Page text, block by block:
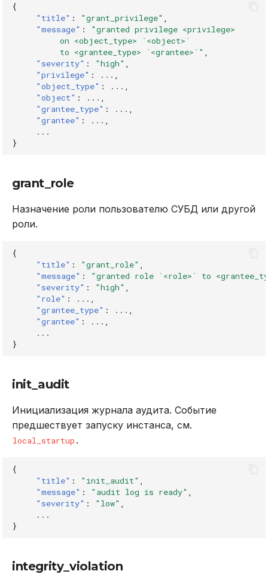
{
"title" : "grant_privilege"
"message" :
"granted privilege <privilege>
          on <object_type> `<object>`
          to <grantee_type> `<grantee>`"
"severity" : "high"
"privilege" : ...
"object_type" : ...
"object" : ...
"grantee_type" : ...
"grantee" : ...
...
}
grant_role
Назначение роли пользователю СУБД или другой
роли.
{
"title" : "grant_role"
"message" :
"granted role `<role>` to
"severity" : "high"
"role" : ...
"grantee_type" : ...
"grantee" : ...
...
}
init_audit
Инициализация журнала аудита. Событие
предшествует запуску инстанса, см.
local_startup .
{
"title" : "init_audit"
"message" : "audit log is ready"
"severity" : "low"
...
}
integrity_violation